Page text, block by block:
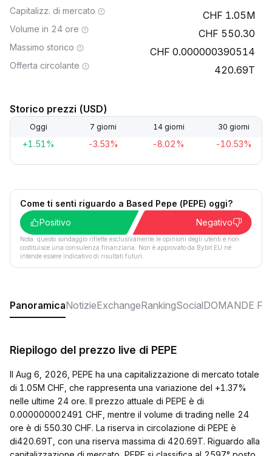
Capitalizz. di mercato 1.05M
Volume in 24 ore 550.30
Massimo storico 0.000000390514
Offerta circolante 420.69T
Storico prezzi (USD)
Oggi 7 giorni 14 giorni 30 giorni
+1.51% -3.53% -8.02% -10.53%
Come ti senti riguardo a Based Pepe (PEPE) oggi?
Positivo
Negativo
Nota: questo sondaggio riflette esclusivamente le opinioni degli utenti e non
costituisce una consulenza finanziaria. Non è approvato da Bybit EU né
intende essere indicativo di risultati futuri.
PanoramicaNotizieExchangeRankingSocialDOMANDE
Riepilogo del prezzo live di PEPE
Il Aug 6, 2026, PEPE ha una capitalizzazione di mercato totale
di 1.05M CHF, che rappresenta una variazione del +1.37%
nelle ultime 24 ore. Il prezzo attuale di PEPE è di
0.000000002491 CHF, mentre il volume di trading nelle 24
ore è di 550.30 CHF. La riserva in circolazione di PEPE è
di420.69T, con una riserva massima di 420.69T. Riguardo alla